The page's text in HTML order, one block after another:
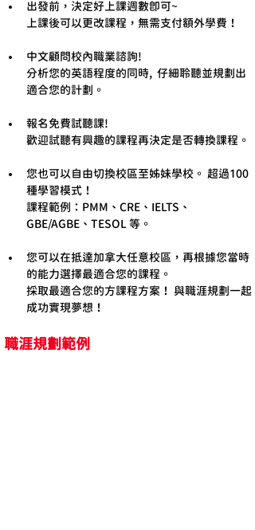
出發前，決定好上課週數即可~
上課後可以更改課程，無需支付額外學費！
中文顧問校內職業諮詢!
分析您的英語程度的同時,  仔細聆聽並規劃出
適合您的計劃。
報名免費試聽課!
歡迎試聽有興趣的課程再決定是否轉換課程。
您也可以自由切換校區至姊妹學校。 超過100
種學習模式！
課程範例：PMM、CRE、IELTS、
GBE/AGBE、TESOL 等。
您可以在抵達加拿大任意校區，再根據您當時
的能力選擇最適合您的課程。
採取最適合您的方課程方案 ！ 與職涯規劃一起
成功實現夢想！
職涯規劃範例